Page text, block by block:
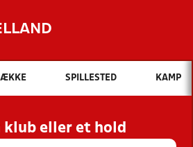
Hvad vil du søge efter?
INDHOLD OG NYHEDER
KLUBBER OG
HOLD
SPILLESTED KAMP
klub eller et hold